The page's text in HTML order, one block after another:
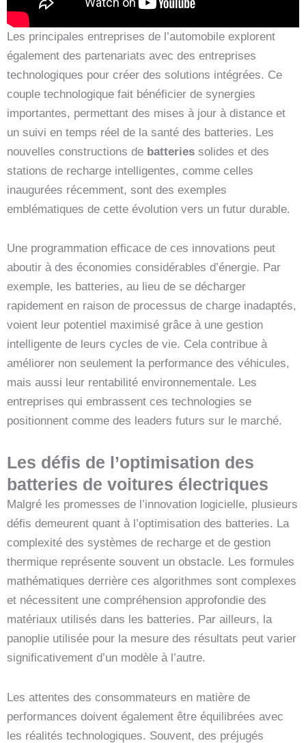
Les principales entreprises de l’automobile explorent
également des partenariats avec des entreprises
technologiques pour créer des solutions intégrées. Ce
couple technologique fait bénéficier de synergies
importantes, permettant des mises à jour à distance et
un suivi en temps réel de la santé des batteries. Les
nouvelles constructions de batteries solides et des
stations de recharge intelligentes, comme celles
inaugurées récemment, sont des exemples
emblématiques de cette évolution vers un futur durable.
Une programmation efficace de ces innovations peut
aboutir à des économies considérables d’énergie. Par
exemple, les batteries, au lieu de se décharger
rapidement en raison de processus de charge inadaptés,
voient leur potentiel maximisé grâce à une gestion
intelligente de leurs cycles de vie. Cela contribue à
améliorer non seulement la performance des véhicules,
mais aussi leur rentabilité environnementale. Les
entreprises qui embrassent ces technologies se
positionnent comme des leaders futurs sur le marché.
Les défis de l’optimisation des
batteries de voitures électriques
Malgré les promesses de l’innovation logicielle, plusieurs
défis demeurent quant à l’optimisation des batteries. La
complexité des systèmes de recharge et de gestion
thermique représente souvent un obstacle. Les formules
mathématiques derrière ces algorithmes sont complexes
et nécessitent une compréhension approfondie des
matériaux utilisés dans les batteries. Par ailleurs, la
panoplie utilisée pour la mesure des résultats peut varier
significativement d’un modèle à l’autre.
Les attentes des consommateurs en matière de
performances doivent également être équilibrées avec
les réalités technologiques. Souvent, des préjugés